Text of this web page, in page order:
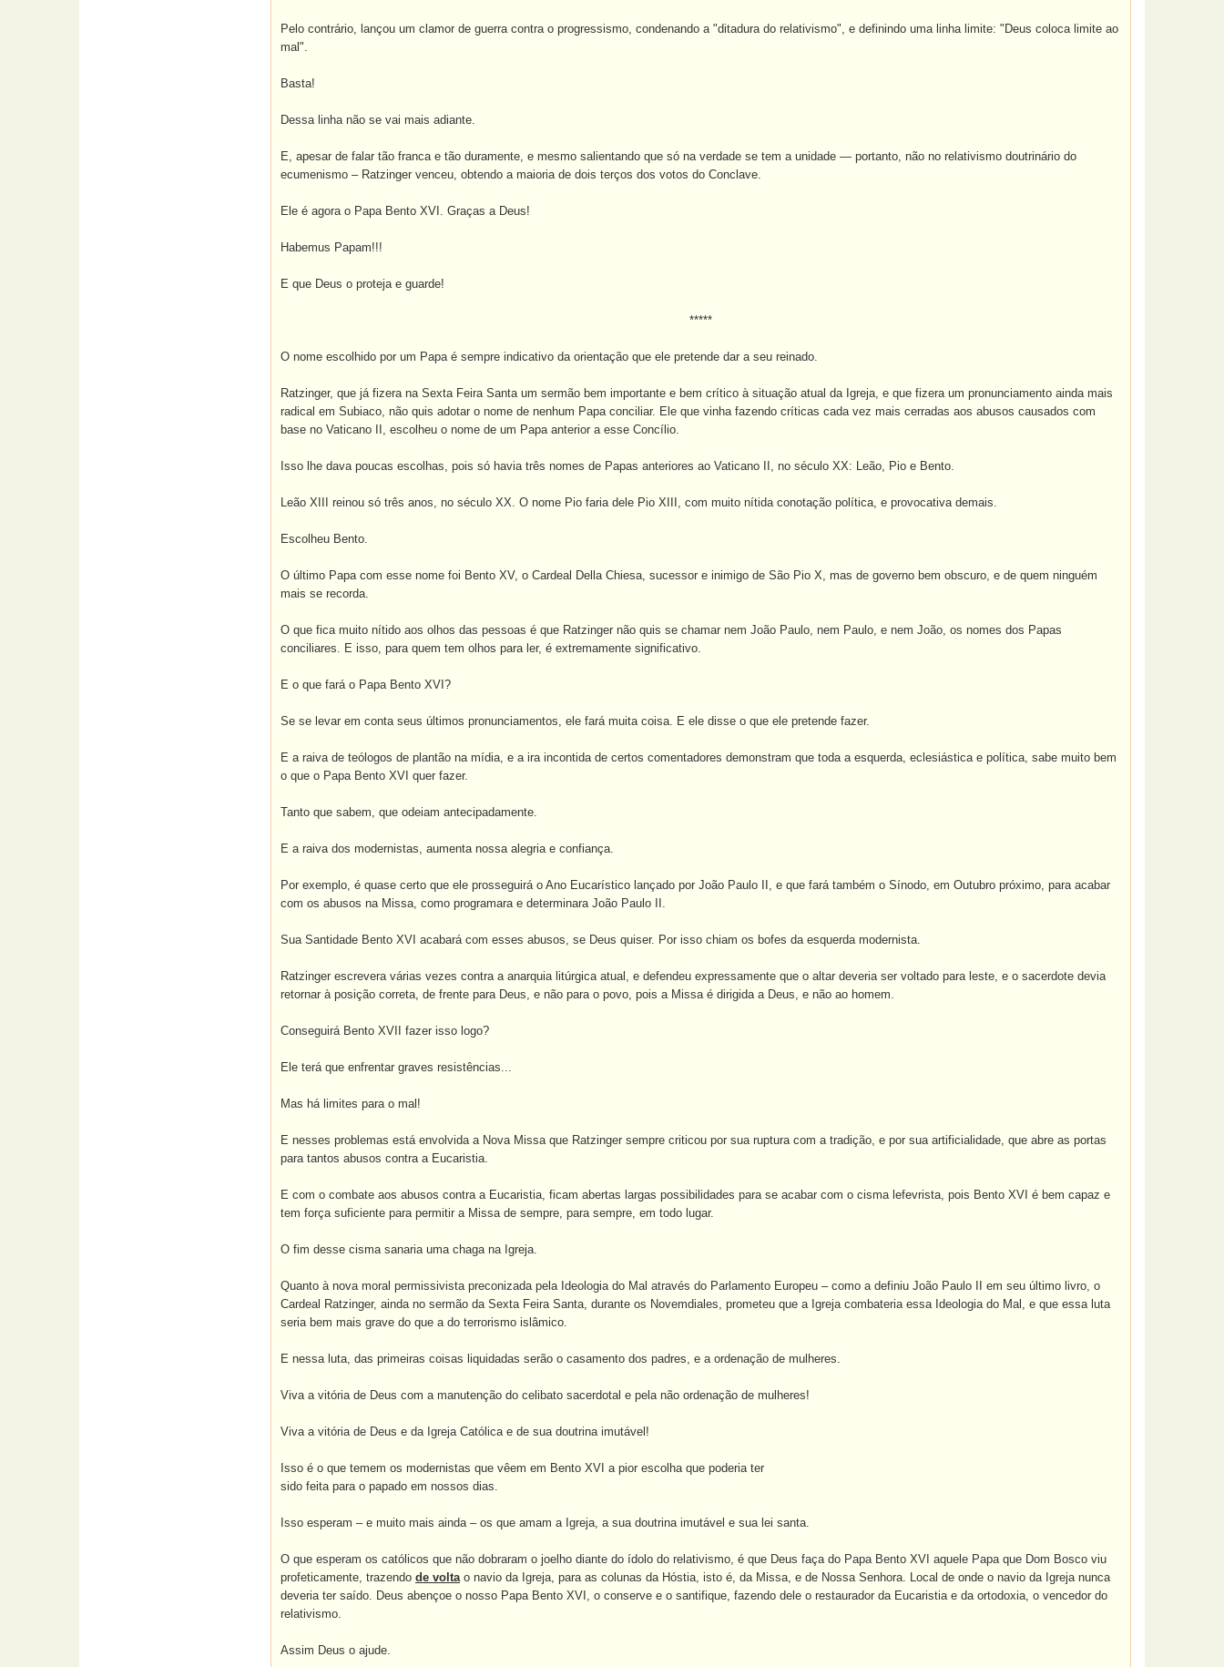
Pelo contrário, lançou um clamor de guerra contra o progressismo, condenando a "ditadura do relativismo", e definindo uma linha limite: "Deus coloca limite ao
mal".
Basta!
Dessa linha não se vai mais adiante.
E, apesar de falar tão franca e tão duramente, e mesmo salientando que só na verdade se tem a unidade — portanto, não no relativismo doutrinário do
ecumenismo – Ratzinger venceu, obtendo a maioria de dois terços dos votos do Conclave.
Ele é agora o Papa Bento XVI. Graças a Deus!
Habemus Papam!!!
E que Deus o proteja e guarde!
*****
O nome escolhido por um Papa é sempre indicativo da orientação que ele pretende dar a seu reinado.
Ratzinger, que já fizera na Sexta Feira Santa um sermão bem importante e bem crítico à situação atual da Igreja, e que fizera um pronunciamento ainda mais
radical em Subiaco, não quis adotar o nome de nenhum Papa conciliar. Ele que vinha fazendo críticas cada vez mais cerradas aos abusos causados com
base no Vaticano II, escolheu o nome de um Papa anterior a esse Concílio.
Isso lhe dava poucas escolhas, pois só havia três nomes de Papas anteriores ao Vaticano II, no século XX: Leão, Pio e Bento.
Leão XIII reinou só três anos, no século XX. O nome Pio faria dele Pio XIII, com muito nítida conotação política, e provocativa demais.
Escolheu Bento.
O último Papa com esse nome foi Bento XV, o Cardeal Della Chiesa, sucessor e inimigo de São Pio X, mas de governo bem obscuro, e de quem ninguém
mais se recorda.
O que fica muito nítido aos olhos das pessoas é que Ratzinger não quis se chamar nem João Paulo, nem Paulo, e nem João, os nomes dos Papas
conciliares. E isso, para quem tem olhos para ler, é extremamente significativo.
E o que fará o Papa Bento XVI?
Se se levar em conta seus últimos pronunciamentos, ele fará muita coisa. E ele disse o que ele pretende fazer.
E a raiva de teólogos de plantão na mídia, e a ira incontida de certos comentadores demonstram que toda a esquerda, eclesiástica e política, sabe muito bem
o que o Papa Bento XVI quer fazer.
Tanto que sabem, que odeiam antecipadamente.
E a raiva dos modernistas, aumenta nossa alegria e confiança.
Por exemplo, é quase certo que ele prosseguirá o Ano Eucarístico lançado por João Paulo II, e que fará também o Sínodo, em Outubro próximo, para acabar
com os abusos na Missa, como programara e determinara João Paulo II.
Sua Santidade Bento XVI acabará com esses abusos, se Deus quiser. Por isso chiam os bofes da esquerda modernista.
Ratzinger escrevera várias vezes contra a anarquia litúrgica atual, e defendeu expressamente que o altar deveria ser voltado para leste, e o sacerdote devia
retornar à posição correta, de frente para Deus, e não para o povo, pois a Missa é dirigida a Deus, e não ao homem.
Conseguirá Bento XVII fazer isso logo?
Ele terá que enfrentar graves resistências...
Mas há limites para o mal!
E nesses problemas está envolvida a Nova Missa que Ratzinger sempre criticou por sua ruptura com a tradição, e por sua artificialidade, que abre as portas
para tantos abusos contra a Eucaristia.
E com o combate aos abusos contra a Eucaristia, ficam abertas largas possibilidades para se acabar com o cisma lefevrista, pois Bento XVI é bem capaz e
tem força suficiente para permitir a Missa de sempre, para sempre, em todo lugar.
O fim desse cisma sanaria uma chaga na Igreja.
Quanto à nova moral permissivista preconizada pela Ideologia do Mal através do Parlamento Europeu – como a definiu João Paulo II em seu último livro, o
Cardeal Ratzinger, ainda no sermão da Sexta Feira Santa, durante os Novemdiales, prometeu que a Igreja combateria essa Ideologia do Mal, e que essa luta
seria bem mais grave do que a do terrorismo islâmico.
E nessa luta, das primeiras coisas liquidadas serão o casamento dos padres, e a ordenação de mulheres.
Viva a vitória de Deus com a manutenção do celibato sacerdotal e pela não ordenação de mulheres!
Viva a vitória de Deus e da Igreja Católica e de sua doutrina imutável!
Isso é o que temem os modernistas que vêem em Bento XVI a pior escolha que poderia ter
sido feita para o papado em nossos dias.
Isso esperam – e muito mais ainda – os que amam a Igreja, a sua doutrina imutável e sua lei santa.
O que esperam os católicos que não dobraram o joelho diante do ídolo do relativismo, é que Deus faça do Papa Bento XVI aquele Papa que Dom Bosco viu
profeticamente, trazendo de voltao navio da Igreja, para as colunas da Hóstia, isto é, da Missa, e de Nossa Senhora. Local de onde o navio da Igreja nunca
deveria ter saído. Deus abençoe o nosso Papa Bento XVI, o conserve e o santifique, fazendo dele o restaurador da Eucaristia e da ortodoxia, o vencedor do
relativismo.
Assim Deus o ajude.